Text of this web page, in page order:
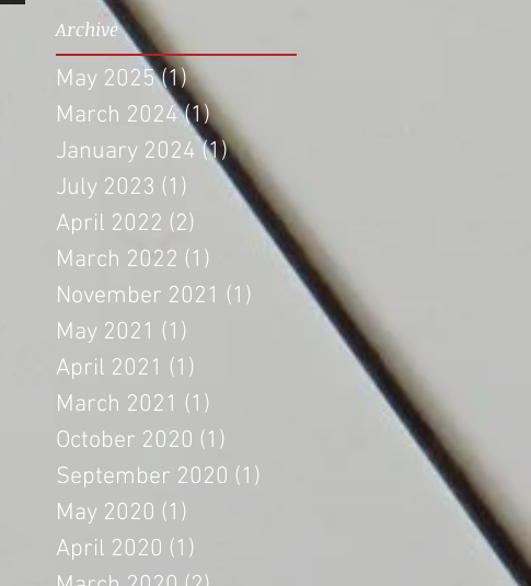
Archive
May 2025(1)1 post
March 2024(1)1 post
January 2024 (1)1 post
July 2023 (1) 1 post
April 2022 (2) 2 posts
March 2022 (1)
November 2021 (1) 1 post
May 2021 (1)
April 2021 (1)
March 2021 (1)
October 2020 (1)
September 2020 (1)
May 2020 (1)
April 2020 (1)